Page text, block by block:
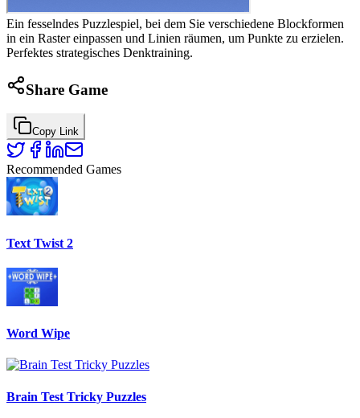
Ein fesselndes Puzzlespiel, bei dem Sie verschiedene Blockformen
in ein Raster einpassen und Linien räumen, um Punkte zu erzielen.
Perfektes strategisches Denktraining.
Share Game
Copy Link
Recommended Games
Text Twist 2
Word Wipe
Brain Test Tricky Puzzles